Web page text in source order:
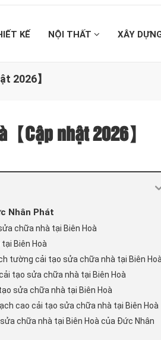
KẾ NỘI THẤT XÂY
2026】
Cập nhật 2026】
Nhân Phát
chữa nhà tại Biên Hoà
Biên Hoà
tường cải tạo sửa chữa nhà tại Biên Hoà
tạo sửa chữa nhà tại Biên Hoà
sửa chữa nhà tại Biên Hoà
cao cải tạo sửa chữa nhà tại Biên Hoà
chữa nhà tại Biên Hoà của Đức Nhân